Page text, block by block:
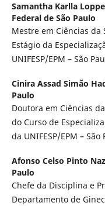
Samantha Karlla
Federal de São Paulo
Mestre em Ciências da
Estágio da
UNIFESP/EPM – São
Cinira Assad Simão
Paulo
Doutora em Ciências
do Curso de
da UNIFESP/EPM – São
Afonso Celso Pinto
Paulo
Chefe da Disciplina e
Departamento de